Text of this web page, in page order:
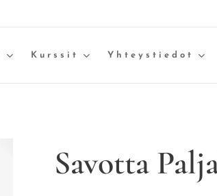
Kurssit Yhteystiedot
Savotta